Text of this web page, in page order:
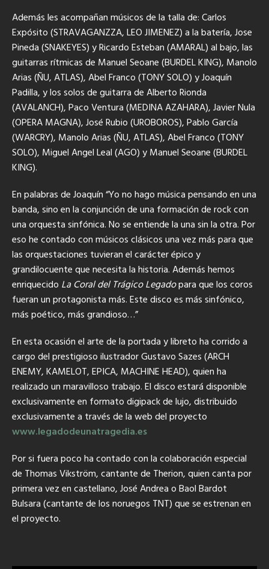
Además les acompañan músicos de la talla de: Carlos
Expósito (STRAVAGANZZA, LEO JIMENEZ) a la batería, Jose
Pineda (SNAKEYES) y Ricardo Esteban (AMARAL) al bajo, las
guitarras rítmicas de Manuel Seoane (BURDEL KING), Manolo
Arias (ÑU, ATLAS), Abel Franco (TONY SOLO) y Joaquín
Padilla, y los solos de guitarra de Alberto Rionda
(AVALANCH), Paco Ventura (MEDINA AZAHARA), Javier Nula
(OPERA MAGNA), José Rubio (UROBOROS), Pablo García
(WARCRY), Manolo Arias (ÑU, ATLAS), Abel Franco (TONY
SOLO), Miguel Angel Leal (AGO) y Manuel Seoane (BURDEL
KING).
En palabras de Joaquín “Yo no hago música pensando en una
banda, sino en la conjunción de una formación de rock con
una orquesta sinfónica. No se entiende la una sin la otra. Por
eso he contado con músicos clásicos una vez más para que
las orquestaciones tuvieran el carácter épico y
grandilocuente que necesita la historia. Además hemos
enriquecido La Coral del Trágico Legadopara que los coros
fueran un protagonista más. Este disco es más sinfónico,
más poético, más grandioso…”
En esta ocasión el arte de la portada y libreto ha corrido a
cargo del prestigioso ilustrador Gustavo Sazes (ARCH
ENEMY, KAMELOT, EPICA, MACHINE HEAD), quien ha
realizado un maravilloso trabajo. El disco estará disponible
exclusivamente en formato digipack de lujo, distribuido
exclusivamente a través de la web del proyecto
www.legadodeunatragedia.es
Por si fuera poco ha contado con la colaboración especial
de Thomas Vikström, cantante de Therion, quien canta por
primera vez en castellano, José Andrea o Baol Bardot
Bulsara (cantante de los noruegos TNT) que se estrenan en
el proyecto.